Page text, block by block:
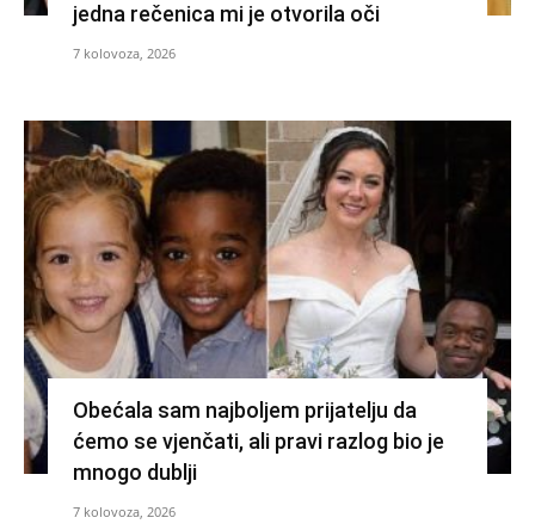
jedna rečenica mi je otvorila oči
7 kolovoza, 2026
Obećala sam najboljem prijatelju da
ćemo se vjenčati, ali pravi razlog bio je
mnogo dublji
7 kolovoza, 2026